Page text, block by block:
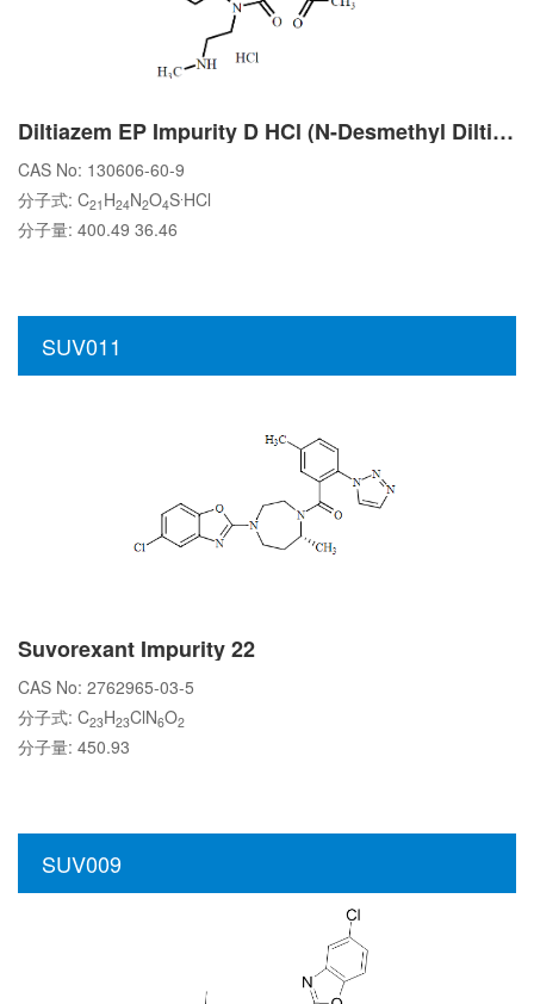
Diltiazem EP Impurity D HCl (N-Desmethyl Diltiazem HCl)
CAS No: 130606-60-9
分子式: C21 H24N2O4S HCl
分子量: 400.49 36.46
SUV011
Suvorexant Impurity 22
CAS No: 2762965-03-5
分子式: C23H23ClN6O2
分子量: 450.93
SUV009